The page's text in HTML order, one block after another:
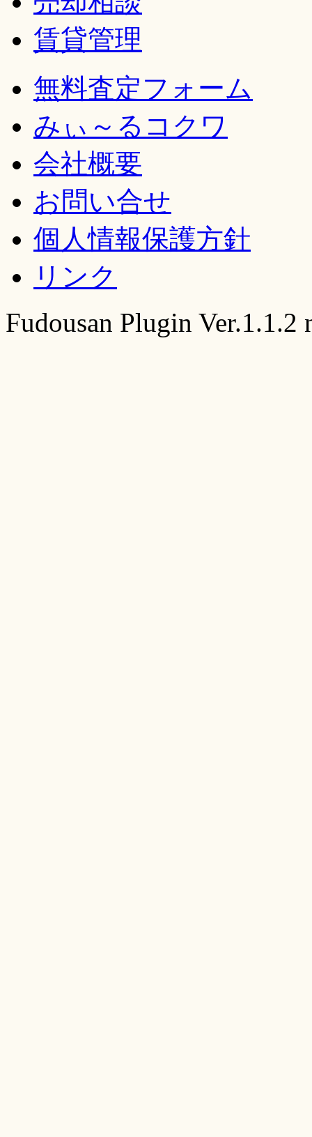
賃貸管理
無料査定フォーム
みぃ～るコクワ
会社概要
お問い合せ
個人情報保護方針
リンク
Fudousan Plugin Ver.1.1.2